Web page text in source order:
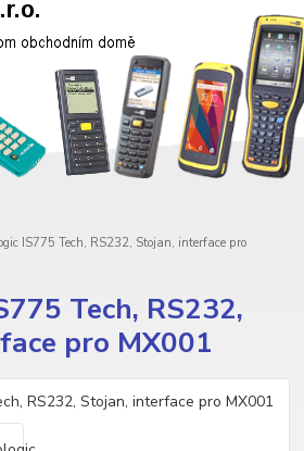
IS775 Tech, RS232, Stojan, interface pro
Tech, RS232,
pro MX001